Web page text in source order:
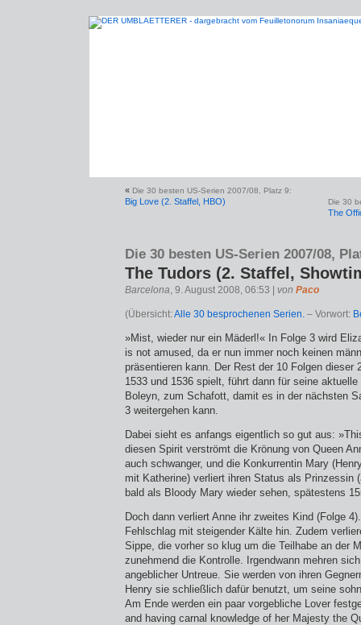
« Die 30 besten US-Serien 2007/08, Platz 9:
Big Love (2. Staffel, HBO) Die 30
The
Die 30 besten US-Serien 2007/08,
The Tudors (2. Staffel,
Barcelona, 9. August 2008, 06:53 | von Paco
(Übersicht:Alle 30 besprochenen Serien. – Vorwort:
»Mist, wieder nur ein Mäderl!« In Folge 3 wird
is not amused, da er nun immer noch keinen
präsentieren kann. Der Rest der 10 Folgen dieser
1533 und 1536 spielt, führt dann für seine
Boleyn, zum Schafott, damit es in der nächsten
3 weitergehen kann.
Dabei sieht es anfangs eigentlich so gut aus:
diesen Spirit verströmt die Krönung von Queen
auch schwanger, und die Konkurrentin Mary
mit Katherine) verliert ihren Status als Prinzessin
bald als Bloody Mary wieder sehen, spätestens
Doch dann verliert Anne ihr zweites Kind (Folge
Fehlschlag mit steigender Kälte hin. Zudem
Sippe, die vorher so klug um die Teilhabe an der
zunehmend die Kontrolle. Irgendwann mehren
angeblicher Untreue. Sie werden von ihren
Henry sie schließlich dafür benutzt, um seine
Am Ende werden ein paar vorgebliche Lover
and having carnal knowledge of her Majesty the